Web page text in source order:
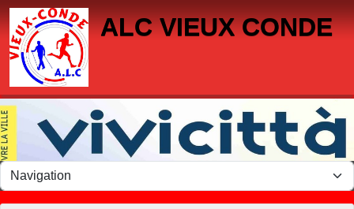
ALC VIEUX CONDE
Panneau de gestion des cookies